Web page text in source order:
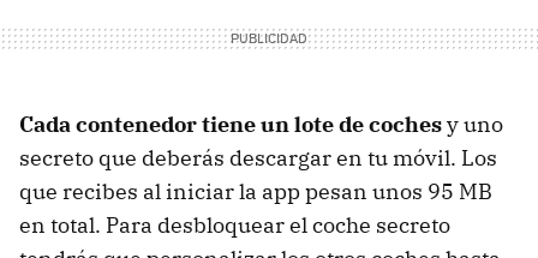
Cada contenedor tiene un lote de cochesy uno
secreto que deberás descargar en tu móvil. Los
que recibes al iniciar la app pesan unos 95 MB
en total. Para desbloquear el coche secreto